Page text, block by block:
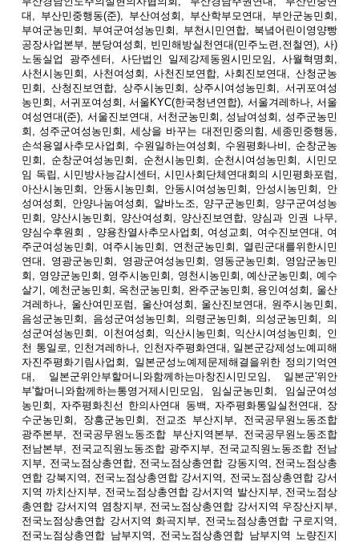
대, 부산민중행동(준), 부산여성회, 부산학부모연대, 부안군농민회,
부여군농민회, 부여군여성농민회, 부천시민연합, 북녘어린이영양빵
공장사업본부, 분당여성회, 빈민해방실천연대(민주노련,전철연), 사)
노동실업 광주센터, 사단법인 일제강제동원시민모임, 사월혁명회,
사천시농민회, 사천여성회, 사천진보연합, 사회진보연대, 산청군농
민회, 산청진보연합, 상주시농민회, 상주시여성농민회, 서귀포여성
농민회, 서귀포여성회, 서울KYC(한국청년연합), 서울겨레하나, 서울
여성연대(준), 서울진보연대, 서천군농민회, 성남여성회, 성주군농민
회, 성주군여성농민회, 세상을 바꾸는 대전민중의힘, 세종민중행동,
손석용열사추모사업회, 수원일하는여성회, 수원평화나비, 순창군농
민회, 순창군여성농민회, 순천시농민회, 순천시여성농민회, 시민모
임 독립, 시민방사능감시센터, 시민사회단체연대회의 시민평화포럼,
아산시농민회, 안동시농민회, 안동시여성농민회, 안성시농민회, 안
성여성회, 안양나눔여성회, 알바노조, 양구군농민회, 양구군여성농
민회, 양산시농민회, 양산여성회, 양산진보연합, 양심과 인권 나무,
양심수후원회 , 양용찬열사추모사업회, 여성교회, 여수진보연대, 여
주군여성농민회, 여주시농민회, 연천군농민회, 열린군대를위한시민
연대, 영광군농민회, 영광군여성농민회, 영동군농민회, 영암군농민
회, 영양군농민회, 영주시농민회, 영천시농민회, 예산군농민회, 예수
살기, 예천군농민회, 옥천군농민회, 완주군농민회, 용인여성회, 울산
겨레하나, 울산여민포럼, 울산여성회, 울산진보연대, 원주시농민회,
음성군농민회, 음성군여성농민회, 의령군농민회, 의성군농민회, 의
성군여성농민회, 이천여성회, 익산시농민회, 익산시여성농민회, 인
천 통일로, 인천겨레하나, 인천자주평화연대, 일본군강제성노예피해
자진주평화기림사업회, 일본군성노예제문제해결을위한 정의기억연
대, 일본군위안부할머니와함께하는마창진시민모임, 일본군'위안
부'할머니와함께하는통영거제시민모임, 임실군농민회, 임실군여성
농민회, 자주평화친선 한의사연대 동백, 자주평화통일실천연대, 장
수군농민회, 장흥군농민회, 전교조 부산지부, 전국공무원노동조합
광주본부, 전국공무원노동조합 부산지역본부, 전국공무원노동조합
전남본부, 전국교직원노동조합 광주지부, 전국교직원노동조합 전남
지부, 전국노점상총연합, 전국노점상총연합 강동지역, 전국노점상총
연합 강북지역, 전국노점상총연합 강서지역, 전국노점상총연합 강서
지역 까치산지부, 전국노점상총연합 강서지역 발산지부, 전국노점상
총연합 강서지역 염창지부, 전국노점상총연합 강서지역 우장산지부,
전국노점상총연합 강서지역 화곡지부, 전국노점상총연합 구로지역,
전국노점상총연합 남부지역, 전국노점상총연합 남부지역 노량진지